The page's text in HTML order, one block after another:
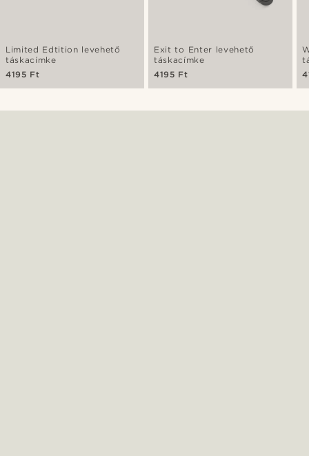
Limited Edtition levehető
táskacímke
4195 Ft
Exit to Enter levehető
táskacímke
4195 Ft